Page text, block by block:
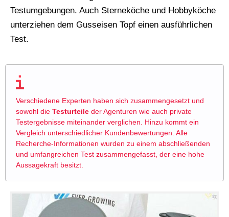
Testumgebungen. Auch Sterneköche und Hobbyköche
unterziehen dem Gusseisen Topf einen ausführlichen
Test.
Verschiedene Experten haben sich zusammengesetzt und
sowohl die Testurteile der Agenturen wie auch private
Testergebnisse miteinander verglichen. Hinzu kommt ein
Vergleich unterschiedlicher Kundenbewertungen. Alle
Recherche-Informationen wurden zu einem abschließenden
und umfangreichen Test zusammengefasst, der eine hohe
Aussagekraft besitzt.